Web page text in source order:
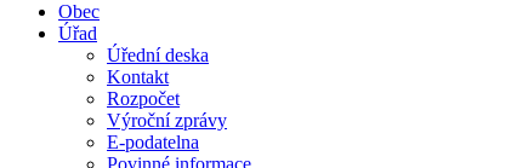
Obec
Úřad
Úřední deska
Kontakt
Rozpočet
Výroční zprávy
E-podatelna
Povinné informace